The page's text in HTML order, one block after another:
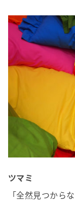
ツマミ
「全然見つから